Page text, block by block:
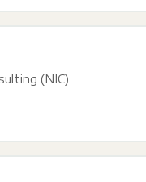
(NIC)